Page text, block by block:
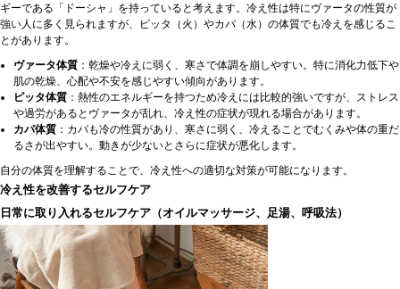
ギーである「ドーシャ」を持っていると考えます。冷え性は特にヴァータの性質が
強い人に多く見られますが、ピッタ（火）やカパ（水）の体質でも冷えを感じるこ
とがあります。
ヴァータ体質 ：乾燥や冷えに弱く、寒さで体調を崩しやすい。特に消化力低下や
肌の乾燥、心配や不安を感じやすい傾向があります。
ピッタ体質 ：熱性のエネルギーを持つため冷えには比較的強いですが、ストレス
や過労があるとヴァータが乱れ、冷え性の症状が現れる場合があります。
カパ体質 ：カパも冷の性質があり、寒さに弱く、冷えることでむくみや体の重だ
るさが出やすい。動きが少ないとさらに症状が悪化します。
自分の体質を理解することで、冷え性への適切な対策が可能になります。
冷え性を改善するセルフケア
日常に取り入れるセルフケア（オイルマッサージ、足湯、呼吸法）